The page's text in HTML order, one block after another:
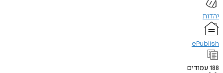
יהדות
ePublish
188עמודים